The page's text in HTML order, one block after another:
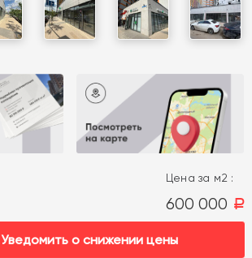
Цена за м2 :
600 000 a
Уведомить о снижении цены